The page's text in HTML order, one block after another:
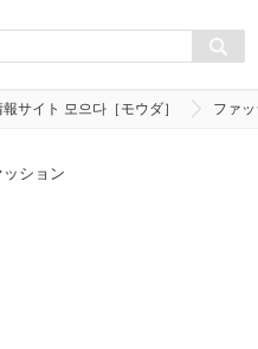
サイト 모으다［モウダ］ ファ
ッション